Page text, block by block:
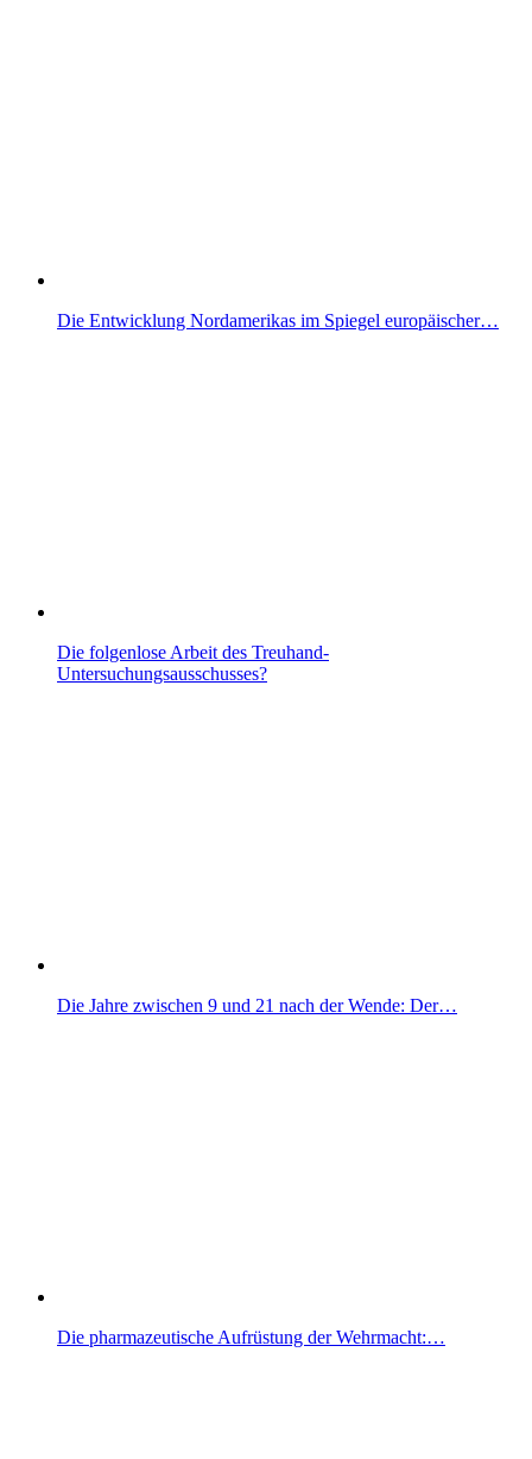
Die Entwicklung Nordamerikas im Spiegel europäischer…
Die folgenlose Arbeit des Treuhand-
Untersuchungsausschusses?
Die Jahre zwischen 9 und 21 nach der Wende: Der…
Die pharmazeutische Aufrüstung der Wehrmacht:…